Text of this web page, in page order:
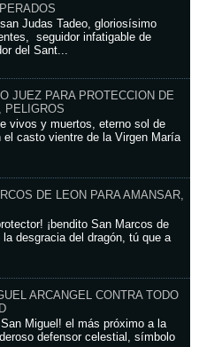
Judas Tadeo, gloriosísimo
seguidor infatigable de
del Sant...
JUEZ PARA PROTECCION DE
PELIGROS
vivos y muertos, eterno sol de
el casto vientre de la Virgen María
DE LEON PARA AMANSAR,
¡bendito San Marcos de
la desgracia del dragón, tú que a
ARCANGEL CONTRA TODO
Miguel! el más próximo a la
defensor celestial, símbolo